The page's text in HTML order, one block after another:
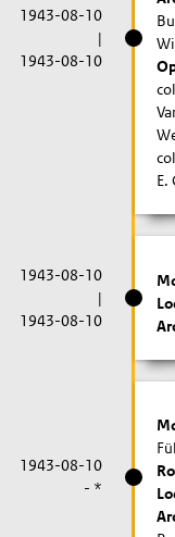
1943-08-10
|
1943-08-10
E.
1943-08-10
|
1943-08-10
1943-08-10
- *